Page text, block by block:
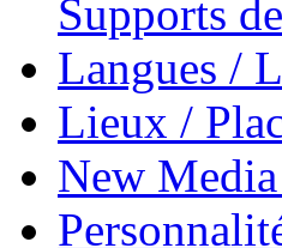
Supports
Langues /
Lieux /
New